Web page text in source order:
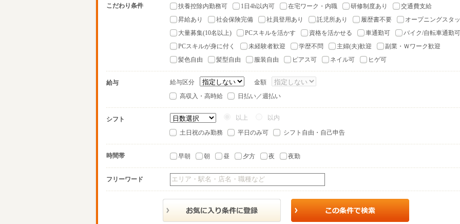
こだわり条件 扶養控除内勤務可 1日4h以内可 在宅ワーク・内職 研修制度あり
交通費支給
昇給あり
社会保険完備 社員登用あり 託児所あり 履歴書不要
オープニングスタ
大量募集(10名以上)
PCスキルを活かす 資格を活かせる 車通勤可
バイク/自転車通勤可
PCスキルが身に付く
未経験者歓迎 学歴不問 主婦(夫)歓迎
副業・Ｗワーク歓迎
髪色自由
髪型自由 服装自由 ピアス可 ネイル可 ヒゲ可
給与 給与区分
金額
高収入・高時給
日払い／週払い
シフト 以上 以内
土日祝のみ勤務 平日のみ可 シフト自由・自己申告
時間帯 早朝 朝 昼 夕方 夜 夜勤
フリーワード